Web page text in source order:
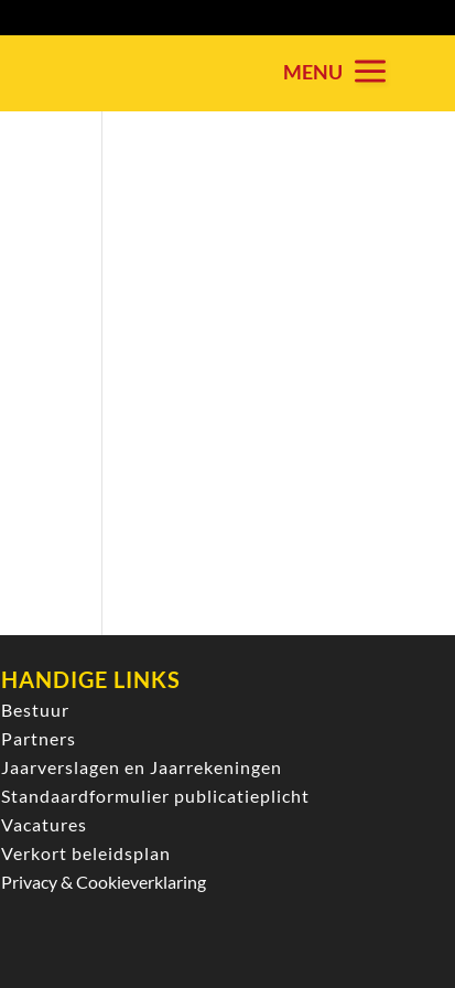
HANDIGE LINKS
Bestuur
Partners
Jaarverslagen en Jaarrekeningen
Standaardformulier publicatieplicht
Vacatures
Verkort beleidsplan
Privacy & Cookieverklaring